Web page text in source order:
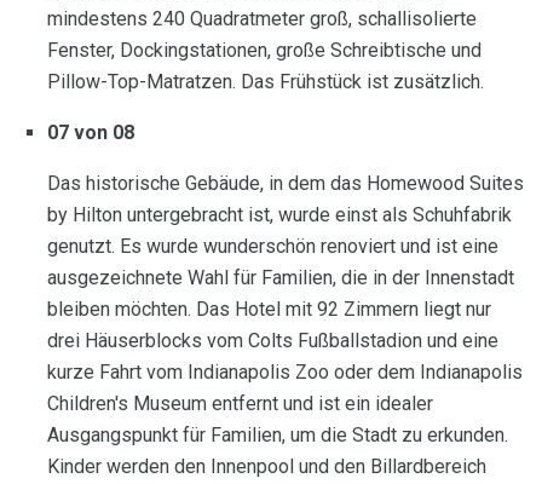
mindestens 240 Quadratmeter groß, schallisolierte
Fenster, Dockingstationen, große Schreibtische und
Pillow-Top-Matratzen. Das Frühstück ist zusätzlich.
07 von 08
Das historische Gebäude, in dem das Homewood Suites
by Hilton untergebracht ist, wurde einst als Schuhfabrik
genutzt. Es wurde wunderschön renoviert und ist eine
ausgezeichnete Wahl für Familien, die in der Innenstadt
bleiben möchten. Das Hotel mit 92 Zimmern liegt nur
drei Häuserblocks vom Colts Fußballstadion und eine
kurze Fahrt vom Indianapolis Zoo oder dem Indianapolis
Children's Museum entfernt und ist ein idealer
Ausgangspunkt für Familien, um die Stadt zu erkunden.
Kinder werden den Innenpool und den Billardbereich